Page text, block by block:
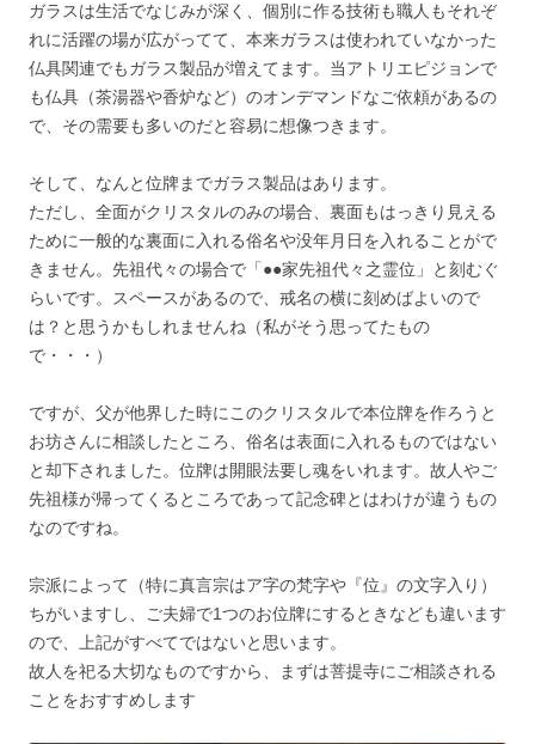
ガラスは生活でなじみが深く、個別に作る技術も職人もそれぞ
れに活躍の場が広がってて、本来ガラスは使われていなかった
仏具関連でもガラス製品が増えてます。当アトリエピジョンで
も仏具（茶湯器や香炉など）のオンデマンドなご依頼があるの
で、その需要も多いのだと容易に想像つきます。
そして、なんと位牌までガラス製品はあります。
ただし、全面がクリスタルのみの場合、裏面もはっきり見える
ために一般的な裏面に入れる俗名や没年月日を入れることがで
きません。先祖代々の場合で「●●家先祖代々之霊位」と刻むぐ
らいです。スペースがあるので、戒名の横に刻めばよいので
は？と思うかもしれませんね（私がそう思ってたもの
で・・・）
ですが、父が他界した時にこのクリスタルで本位牌を作ろうと
お坊さんに相談したところ、俗名は表面に入れるものではない
と却下されました。位牌は開眼法要し魂をいれます。故人やご
先祖様が帰ってくるところであって記念碑とはわけが違うもの
なのですね。
宗派によって（特に真言宗はア字の梵字や『位』の文字入り）
ちがいますし、ご夫婦で1つのお位牌にするときなども違います
ので、上記がすべてではないと思います。
故人を祀る大切なものですから、まずは菩提寺にご相談される
ことをおすすめします